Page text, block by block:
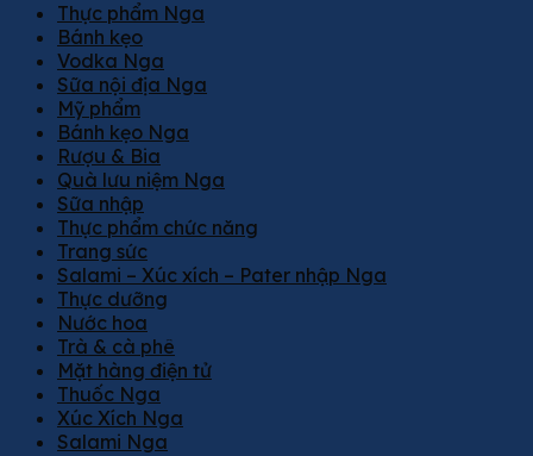
Thực phẩm Nga
Bánh kẹo
Vodka Nga
Sữa nội địa Nga
Mỹ phẩm
Bánh kẹo Nga
Rượu & Bia
Quà lưu niệm Nga
Sữa nhập
Thực phẩm chức năng
Trang sức
Salami – Xúc xích – Pater nhập Nga
Thực dưỡng
Nước hoa
Trà & cà phê
Mặt hàng điện tử
Thuốc Nga
Xúc Xích Nga
Salami Nga